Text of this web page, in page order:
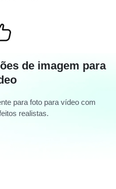
de imagem para
para foto para vídeo com
realistas.